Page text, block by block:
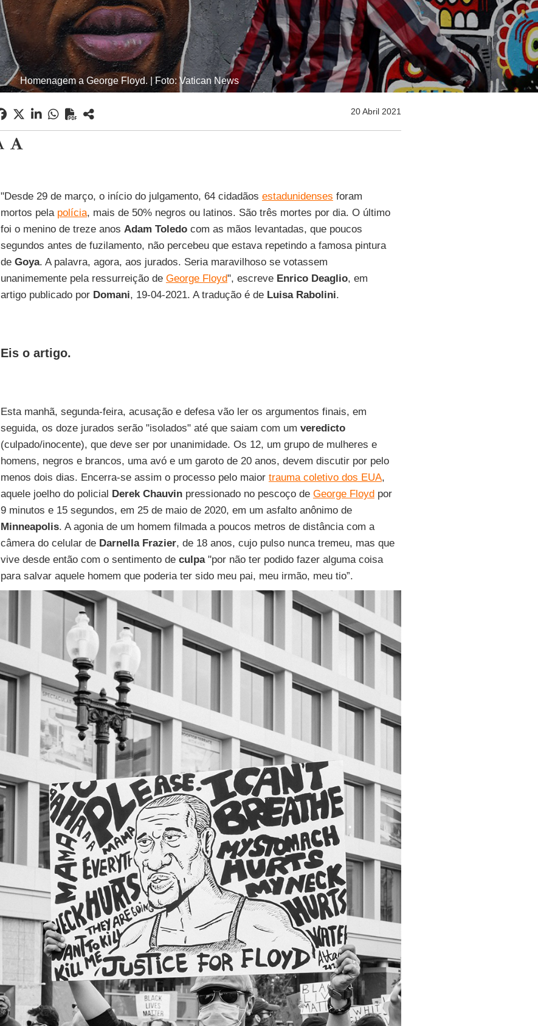
Homenagem a George Floyd. | Foto: Vatican News
20 Abril 2021
"Desde 29 de março, o início do julgamento, 64 cidadãos estadunidenses foram
mortos pela polícia, mais de 50% negros ou latinos. São três mortes por dia. O último
foi o menino de treze anos Adam Toledocom as mãos levantadas, que poucos
segundos antes de fuzilamento, não percebeu que estava repetindo a famosa pintura
de Goya. A palavra, agora, aos jurados. Seria maravilhoso se votassem
unanimemente pela ressurreição de George Floyd", escreve Enrico Deaglio, em
artigo publicado por Domani, 19-04-2021. A tradução é de Luisa Rabolini.
Eis o artigo.
Esta manhã, segunda-feira, acusação e defesa vão ler os argumentos finais, em
seguida, os doze jurados serão "isolados" até que saiam com um veredicto
(culpado/inocente), que deve ser por unanimidade. Os 12, um grupo de mulheres e
homens, negros e brancos, uma avó e um garoto de 20 anos, devem discutir por pelo
menos dois dias. Encerra-se assim o processo pelo maior trauma coletivo dos EUA,
aquele joelho do policial Derek Chauvinpressionado no pescoço de George Floydpor
9 minutos e 15 segundos, em 25 de maio de 2020, em um asfalto anônimo de
Minneapolis. A agonia de um homem filmada a poucos metros de distância com a
câmera do celular de Darnella Frazier, de 18 anos, cujo pulso nunca tremeu, mas que
vive desde então com o sentimento de culpa"por não ter podido fazer alguma coisa
para salvar aquele homem que poderia ter sido meu pai, meu irmão, meu tio”.